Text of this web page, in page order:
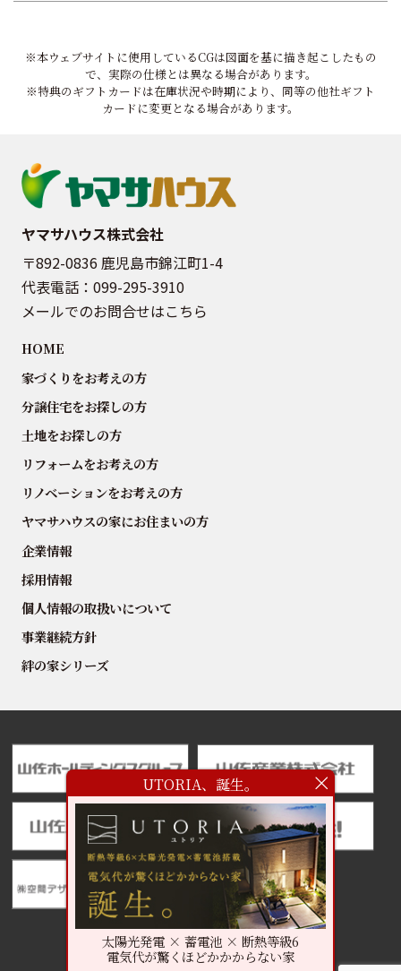
※本ウェブサイトに使用しているCGは図面を基に描き起こしたもの
で、実際の仕様とは異なる場合があります。
※特典のギフトカードは在庫状況や時期により、同等の他社ギフト
カードに変更となる場合があります。
ヤマサハウス株式会社
〒892-0836 鹿児島市錦江町1-4
代表電話： 099-295-3910
メールでのお問合せはこちら
HOME
家づくりをお考えの方
分譲住宅をお探しの方
土地をお探しの方
リフォームをお考えの方
リノベーションをお考えの方
ヤマサハウスの家にお住まいの方
企業情報
採用情報
個人情報の取扱いについて
事業継続方針
絆の家シリーズ
UTORIA、誕生。
太陽光発電 × 蓄電池 × 断熱等級6
電気代が驚くほどかかからない家